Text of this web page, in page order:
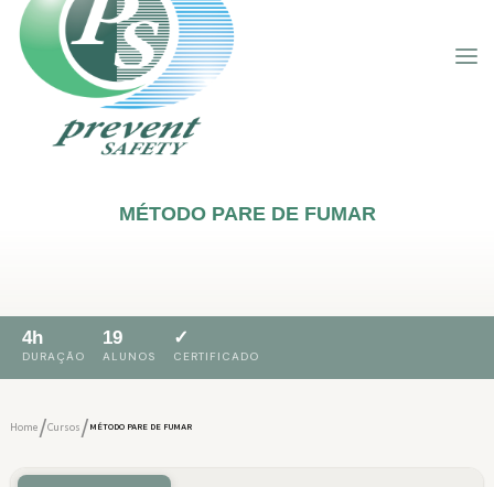
MÉTODO PARE DE FUMAR
4h
DURAÇÃO
19
ALUNOS
✓
CERTIFICADO
Home/Cursos/ MÉTODO PARE DE FUMAR